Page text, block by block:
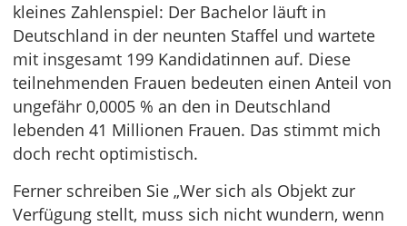
kleines Zahlenspiel: Der Bachelor läuft in
Deutschland in der neunten Staffel und wartete
mit insgesamt 199 Kandidatinnen auf. Diese
teilnehmenden Frauen bedeuten einen Anteil von
ungefähr 0,0005 % an den in Deutschland
lebenden 41 Millionen Frauen. Das stimmt mich
doch recht optimistisch.
Ferner schreiben Sie „Wer sich als Objekt zur
Verfügung stellt, muss sich nicht wundern, wenn